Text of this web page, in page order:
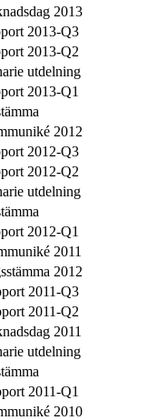
2013
2013-Q3
2013-Q2
utdelning
2013-Q1
2012
2012-Q3
2012-Q2
utdelning
2012-Q1
2011
2012
2011-Q3
2011-Q2
2011
utdelning
2011-Q1
2010